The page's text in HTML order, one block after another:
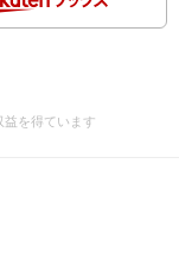
を得ています